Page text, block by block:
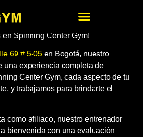
ROSALES
en Spinning Center Gym!
69 # 5-05 en Bogotá, nuestro
una experiencia completa de
Center Gym, cada aspecto de tu
y trabajamos para brindarte el
como afiliado, nuestro entrenador
bienvenida con una evaluación